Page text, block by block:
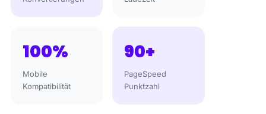
100%
Mobile
Kompatibilität
90+
PageSpeed
Punktzahl